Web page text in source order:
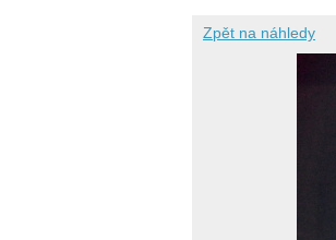
Zpět na náhledy